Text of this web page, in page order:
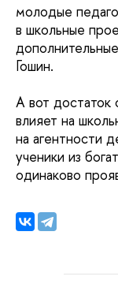
молодые
в школьные
Гошин.
А вот достаток
влияет на
на агентности
ученики из
одинаково